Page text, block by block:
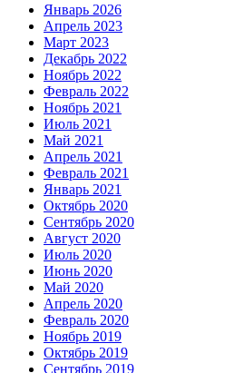
Январь 2026
Апрель 2023
Март 2023
Декабрь 2022
Ноябрь 2022
Февраль 2022
Ноябрь 2021
Июль 2021
Май 2021
Апрель 2021
Февраль 2021
Январь 2021
Октябрь 2020
Сентябрь 2020
Август 2020
Июль 2020
Июнь 2020
Май 2020
Апрель 2020
Февраль 2020
Ноябрь 2019
Октябрь 2019
Сентябрь 2019